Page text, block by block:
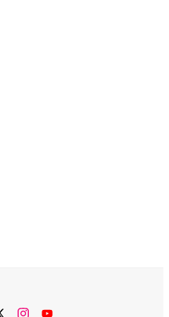
twitterinstagram
YouTube